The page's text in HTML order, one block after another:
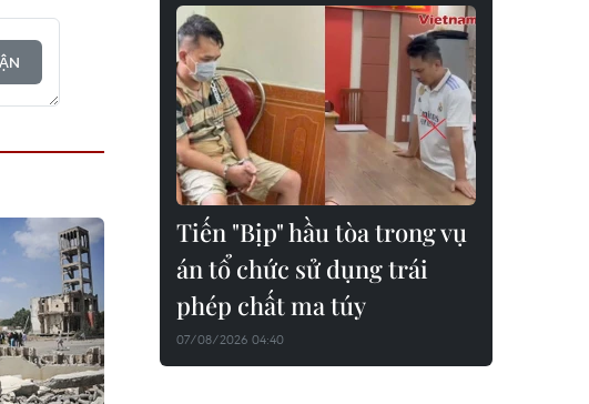
Tiến "Bịp" hầu tòa trong vụ
án tổ chức sử dụng trái
phép chất ma túy
07/08/2026 04:40